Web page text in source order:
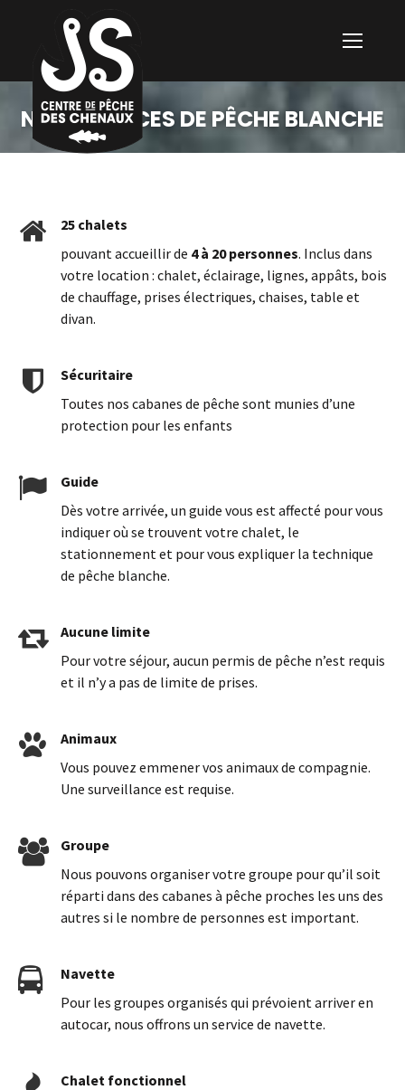
NOS SERVICES DE PÊCHE BLANCHE
25 chalets
pouvant accueillir de 4 à 20 personnes. Inclus dans
votre location : chalet, éclairage, lignes, appâts, bois
de chauffage, prises électriques, chaises, table et
divan.
Sécuritaire
Toutes nos cabanes de pêche sont munies d’une
protection pour les enfants
Guide
Dès votre arrivée, un guide vous est affecté pour vous
indiquer où se trouvent votre chalet, le
stationnement et pour vous expliquer la technique
de pêche blanche.
Aucune limite
Pour votre séjour, aucun permis de pêche n’est requis
et il n’y a pas de limite de prises.
Animaux
Vous pouvez emmener vos animaux de compagnie.
Une surveillance est requise.
Groupe
Nous pouvons organiser votre groupe pour qu’il soit
réparti dans des cabanes à pêche proches les uns des
autres si le nombre de personnes est important.
Navette
Pour les groupes organisés qui prévoient arriver en
autocar, nous offrons un service de navette.
Chalet fonctionnel